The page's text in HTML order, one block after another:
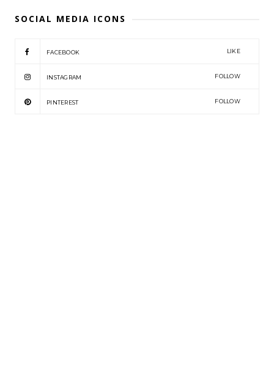
SOCIAL MEDIA ICONS
FACEBOOK LIKE
INSTAGRAM FOLLOW
PINTEREST FOLLOW